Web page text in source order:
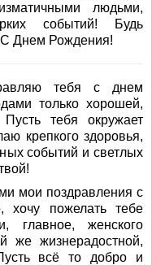
людьми,
событий! Будь
С Днем Рождения!
тебя с днем
только хорошей,
тебя окружает
крепкого здоровья,
событий и светлых
мои поздравления с
хочу пожелать тебе
главное, женского
же жизнерадостной,
всё то добро и